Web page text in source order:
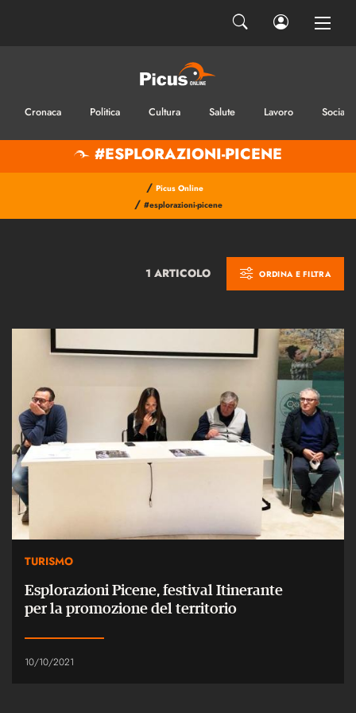
Cronaca Politica Cultura Salute Lavoro Sociale
#ESPLORAZIONI-PICENE
/ Picus Online
/ #esplorazioni-picene
1 ARTICOLO ORDINA E FILTRA
TURISMO
Esplorazioni Picene, festival Itinerante
per la promozione del territorio
10/10/2021